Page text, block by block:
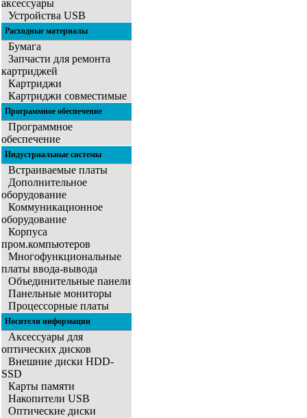
аксессуары
Устройства USB
Расходные материалы
Бумага
Запчасти для ремонта
картриджей
Картриджи
Картриджи совместимые
Программное обеспечение
Программное
обеспечение
Индустриальные системы
Встраиваемые платы
Дополнительное
оборудование
Коммуникационное
оборудование
Корпуса
пром.компьютеров
Многофункциональные
платы ввода-вывода
Объединительные панели
Панельные мониторы
Процессорные платы
Носители информации
Аксессуары для
оптических дисков
Внешние диски HDD-
SSD
Карты памяти
Накопители USB
Оптические диски